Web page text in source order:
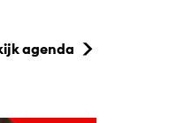
agenda